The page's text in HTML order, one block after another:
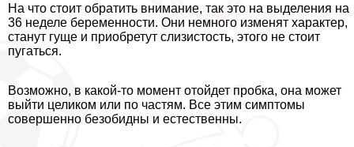
На что стоит обратить внимание, так это на выделения на
36 неделе беременности. Они немного изменят хаpaктер,
станут гуще и приобретут слизистость, этого не стоит
пугаться.
Возможно, в какой-то момент отойдет пробка, она может
выйти целиком или по частям. Все этим симптомы
совершенно безобидны и естественны.